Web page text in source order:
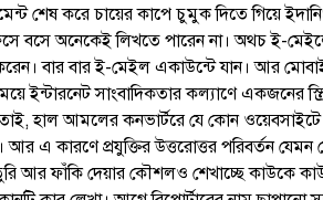
শেষ করে চায়ের কাপে চুমুক দিতে গিয়ে
বসে অনেকেই লিখতে পারেন না। অথচ ই-
বার বার ই-মেইল একাউন্টে যান। আর
ইন্টারনেট সাংবাদিকতার কল্যাণে একজনের
হাল আমলের কনভার্টরে যে কোন
এ কারণে প্রযুক্তির উত্তরোত্তর পরিবর্তন
আর ফাঁকি দেয়ার কৌশলও শেখাচ্ছে কাউকে